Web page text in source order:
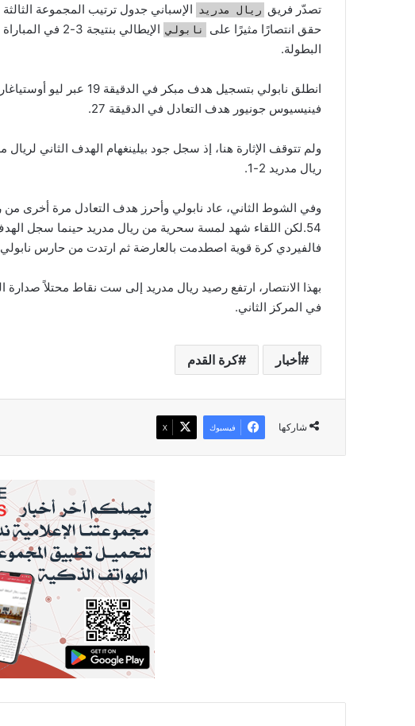
تصدّر فريق ريال مدريد
الإسباني جدول ترتيب المجموعة
حقق انتصارًا مثيرًا على
نابولي
الإيطالي
البطولة.
انطلق نابولي بتسجيل هدف
فينيسيوس جونيور هدف التعادل في الدقيقة 27.
ريال مدريد 2-1.
وفي الشوط الثاني، عاد نابولي وأحرز هدف التعادل مرة أخرى من
فالفيردي كرة قوية اصطدمت بالعارضة ثم ارتدت من حارس
بهذا الانتصار، ارتفع رصيد ريال مدريد إلى ست نقاط محتلاً
في المركز الثاني.
أخبار كرة القدم
شاركها فيسبوك ‫X